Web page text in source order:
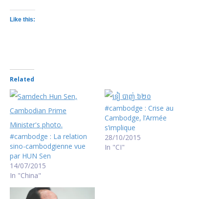
Like this:
Related
#cambodge : La relation
sino-cambodgienne vue
par HUN Sen
14/07/2015
In "China"
#cambodge : Crise au
Cambodge, l’Armée
s’implique
28/10/2015
In "CI"